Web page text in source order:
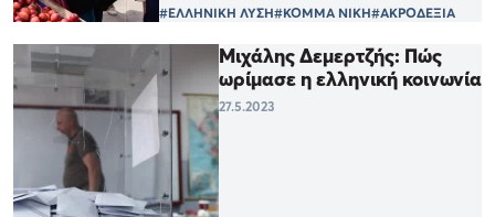
#ΕΛΛΗΝΙΚΗ ΛΥΣΗ#ΚΟΜΜΑ ΝΙΚΗ#ΑΚΡΟΔΕΞΙΑ
Μιχάλης Δεμερτζής: Πώς
ωρίμασε η ελληνική κοινωνία
27.5.2023